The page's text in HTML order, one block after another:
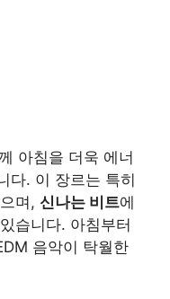
아침을 더욱 에너
다. 이 장르는 특히
며, 신나는 비트에
습니다. 아침부터
음악이 탁월한